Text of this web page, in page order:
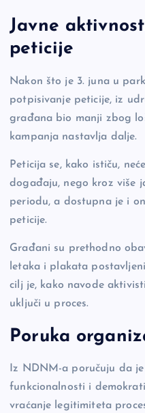
Javne
peticije
Nakon što je 3. juna u
potpisivanje peticije, iz
građana bio manji zbog
kampanja nastavlja dalje.
Peticija se, kako ističu,
događaju, nego kroz više
periodu, a dostupna je i
peticije.
Građani su prethodno
letaka i plakata
cilj je, kako navode
uključi u proces.
Poruka
Iz NDNM-a poručuju da
funkcionalnosti i
vraćanje legitimiteta